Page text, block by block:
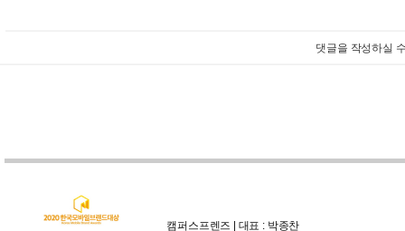
댓글을 작성하실
캠퍼스프렌즈 | 대표 : 박종찬